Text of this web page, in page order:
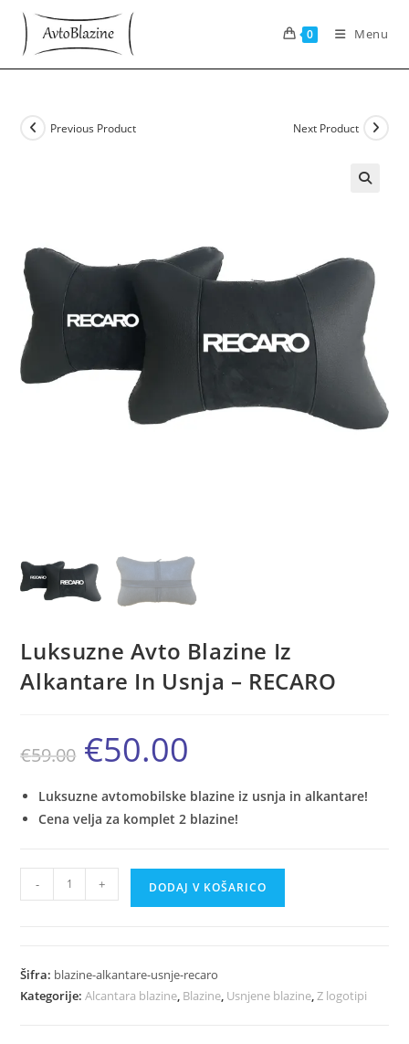
Skip
content
0 Menu
Previous Product Next Product
Luksuzne Avto Blazine Iz
Alkantare In Usnja – RECARO
€59.00
Izvirna
cena
je
€59.00.
€50.00
Luksuzne avtomobilske blazine iz usnja in alkantare!
Cena velja za komplet 2 blazine!
Luksuzne
Avto
Alkantare
In
- + DODAJ V KOŠARICO
Šifra: blazine-alkantare-usnje-recaro
Kategorije:Alcantara blazine, Blazine, Usnjene blazine,Z logotipi